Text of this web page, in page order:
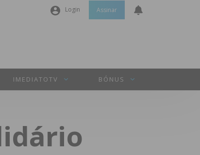
Login
Senha
INICIAR SESSÃO
Assinar
IMEDIATOTV BÓNUS